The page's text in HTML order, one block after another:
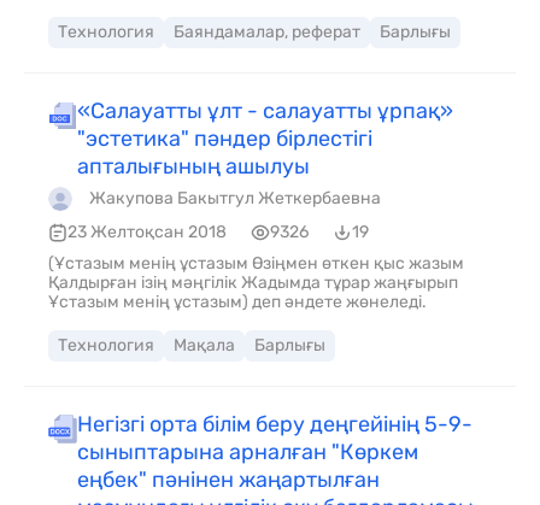
Технология Баяндамалар, реферат Барлығы
«Салауатты ұлт - салауатты ұрпақ»
"эстетика" пәндер бірлестігі
апталығының ашылуы
Жакупова Бакытгул Жеткербаевна
23 Желтоқсан 2018
9326
19
(Ұстазым менің ұстазым Өзіңмен өткен қыс жазым
Қалдырған ізің мәңгілік Жадымда тұрар жаңғырып
Ұстазым менің ұстазым) деп әндете жөнеледі.
Технология Мақала Барлығы
Негізгі орта білім беру деңгейінің 5-9-
сыныптарына арналған "Көркем
еңбек" пәнінен жаңартылған